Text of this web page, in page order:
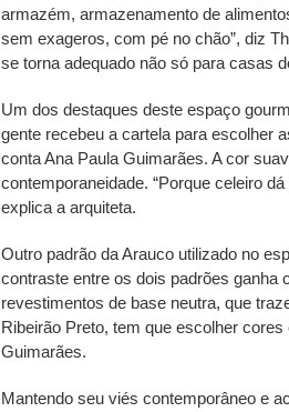
armazém, armazenamento de
sem exageros, com pé no chão”, diz
se torna adequado não só para casas
Um dos destaques deste espaço
gente recebeu a cartela para escolher
conta Ana Paula Guimarães. A cor
contemporaneidade. “Porque celeiro
explica a arquiteta.
Outro padrão da Arauco utilizado no
contraste entre os dois padrões ganha
revestimentos de base neutra, que
Ribeirão Preto, tem que escolher
Guimarães.
Mantendo seu viés contemporâneo e